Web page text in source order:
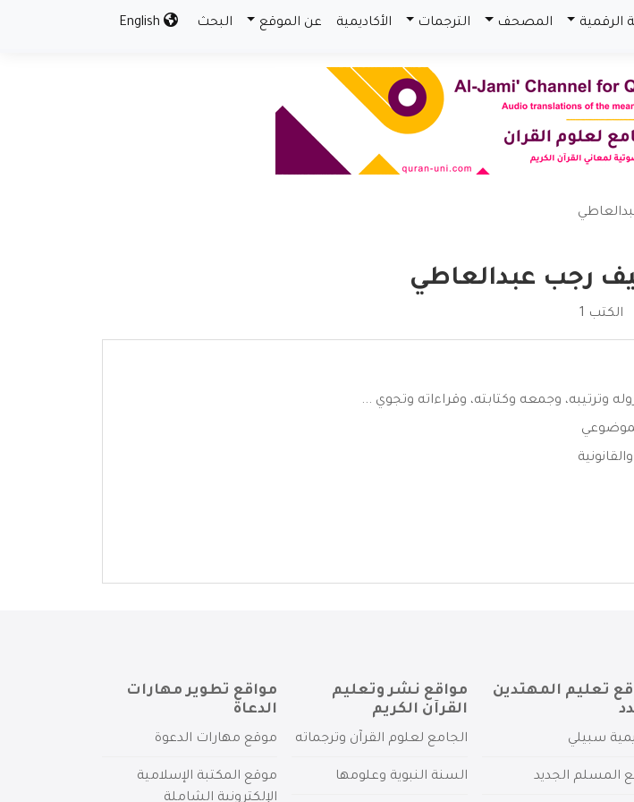
الرقمية المصحف الترجمات الأكاديمية عن الموقع البحث
رجب عبدالعاطي
الكتب 1
وترتيبه، وجمعه وكتابته، وقراءاته وتجوي ...
تعليم المهتدين
سبيلي
المسلم الجديد
مواقع نشر وتعليم
القرآن الكريم
الجامع لعلوم القرآن وترجماته
السنة النبوية وعلومها
مواقع تطوير مهارات
الدعاة
موقع مهارات الدعوة
موقع المكتبة الإسلامية
الإلكترونية الشاملة